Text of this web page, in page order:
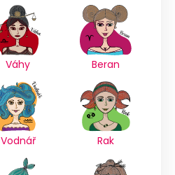
Váhy Beran
Vodnář Rak